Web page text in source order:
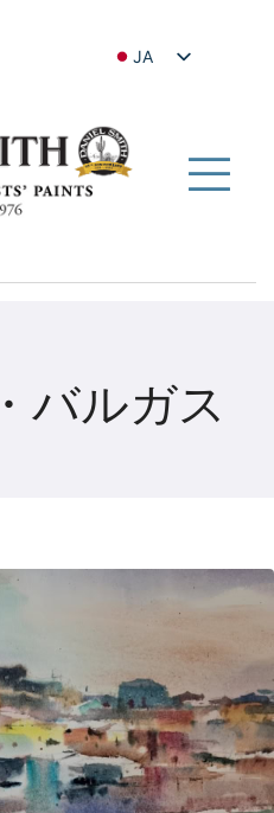
JA
IT
ZH
バルガス